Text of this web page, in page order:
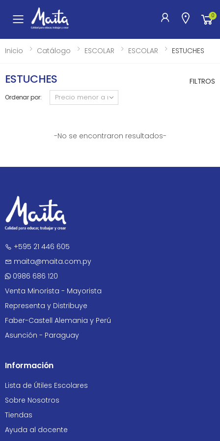
Toggle mobile menu 0
Inicio Catálogo ESCOLAR ESCOLAR ESTUCHES
ESTUCHES FILTROS
Ordenar por:
-No se encontraron resultados-
+595 21 446 605
maita@maita.com.py
0986 686 120
Venta Minorista - Mayorista
Representa y Distribuye
Faber-Castell Alemania y Perú
Asunción - Paraguay
Información
Lista de Útiles Escolares
Sobre Nosotros
Tiendas
Ayuda al docente